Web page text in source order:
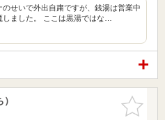
せいで外出自粛ですが、銭湯は営業中
ました。 ここは黒湯ではな…
お気に入
りに追加